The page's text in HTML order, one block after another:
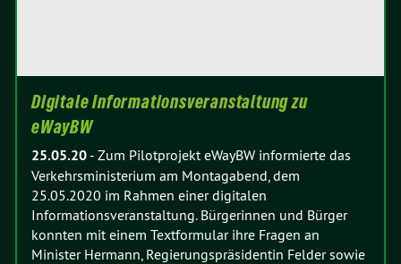
Digitale Informationsveranstaltung zu
eWayBW
25.05.20 - Zum Pilotprojekt eWayBW informierte das
Verkehrsministerium am Montagabend, dem
25.05.2020 im Rahmen einer digitalen
Informationsveranstaltung. Bürgerinnen und Bürger
konnten mit einem Textformular ihre Fragen an
Minister Hermann, Regierungspräsidentin Felder sowie